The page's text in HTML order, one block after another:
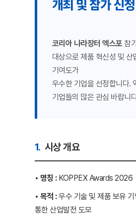
개최 및 참가 신
코리아 나라장터 엑스포 참
대상으로 제품 혁신성 및 산
기여도가
우수한 기업을 선정합니다.
기업들의 많은 관심 바랍니
1. 시상 개요
• 명칭 :KOPPEX Awards 2026
• 목적 :우수 기술 및 제품 보유
통한 산업발전 도모